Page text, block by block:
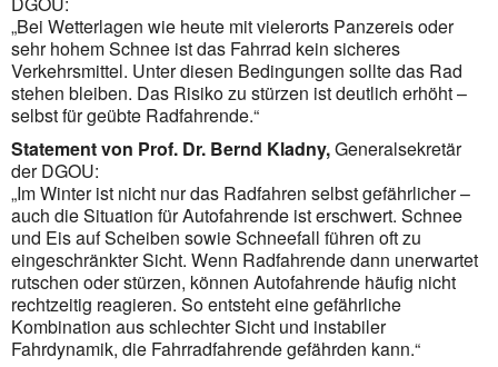
„Bei Wetterlagen wie heute mit vielerorts Panzereis oder
sehr hohem Schnee ist das Fahrrad kein sicheres
Verkehrsmittel. Unter diesen Bedingungen sollte das Rad
stehen bleiben. Das Risiko zu stürzen ist deutlich erhöht –
selbst für geübte Radfahrende.“
Statement von Prof. Dr. Bernd Kladny,Generalsekretär
der DGOU:
„Im Winter ist nicht nur das Radfahren selbst gefährlicher –
auch die Situation für Autofahrende ist erschwert. Schnee
und Eis auf Scheiben sowie Schneefall führen oft zu
eingeschränkter Sicht. Wenn Radfahrende dann unerwartet
rutschen oder stürzen, können Autofahrende häufig nicht
rechtzeitig reagieren. So entsteht eine gefährliche
Kombination aus schlechter Sicht und instabiler
Fahrdynamik, die Fahrradfahrende gefährden kann.“